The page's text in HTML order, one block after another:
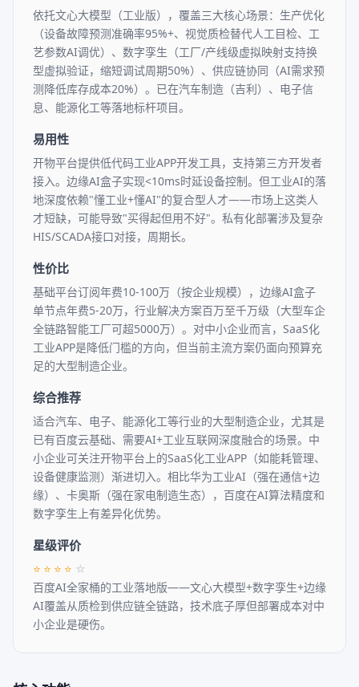
依托文心大模型（工业版），覆盖三大核心场景：生产优化
（设备故障预测准确率95%+、视觉质检替代人工目检、工
艺参数AI调优）、数字孪生（工厂/产线级虚拟映射支持换
型虚拟验证，缩短调试周期50%）、供应链协同（AI需求预
测降低库存成本20%）。已在汽车制造（吉利）、电子信
息、能源化工等落地标杆项目。
易用性
开物平台提供低代码工业APP开发工具，支持第三方开发者
接入。边缘AI盒子实现<10ms时延设备控制。但工业AI的落
地深度依赖"懂工业+懂AI"的复合型人才——市场上这类人
才短缺，可能导致"买得起但用不好"。私有化部署涉及复杂
HIS/SCADA接口对接，周期长。
性价比
基础平台订阅年费10-100万（按企业规模），边缘AI盒子
单节点年费5-20万，行业解决方案百万至千万级（大型车企
全链路智能工厂可超5000万）。对中小企业而言，SaaS化
工业APP是降低门槛的方向，但当前主流方案仍面向预算充
足的大型制造企业。
综合推荐
适合汽车、电子、能源化工等行业的大型制造企业，尤其是
已有百度云基础、需要AI+工业互联网深度融合的场景。中
小企业可关注开物平台上的SaaS化工业APP（如能耗管理、
设备健康监测）渐进切入。相比华为工业AI（强在通信+边
缘）、卡奥斯（强在家电制造生态），百度在AI算法精度和
数字孪生上有差异化优势。
星级评价
⭐ ⭐ ⭐ ⭐ ☆
百度AI全家桶的工业落地版——文心大模型+数字孪生+边缘
AI覆盖从质检到供应链全链路，技术底子厚但部署成本对中
小企业是硬伤。